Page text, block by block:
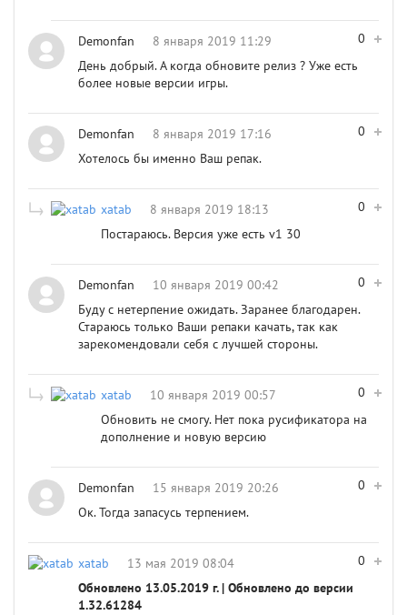
0
Demonfan
8 января 2019 11:29
День добрый. А когда обновите релиз ? Уже есть
более новые версии игры.
0
Demonfan
8 января 2019 17:16
Хотелось бы именно Ваш репак.
0
xatab
8 января 2019 18:13
Постараюсь. Версия уже есть v1 30
0
Demonfan
10 января 2019 00:42
Буду с нетерпение ожидать. Заранее благодарен.
Стараюсь только Ваши репаки качать, так как
зарекомендовали себя с лучшей стороны.
0
xatab
10 января 2019 00:57
Обновить не cмогу. Нет пока русификатора на
дополнение и новую версию
0
Demonfan
15 января 2019 20:26
Ок. Тогда запасусь терпением.
0
xatab
13 мая 2019 08:04
Обновлено 13.05.2019 г. | Обновлено до версии
1.32.61284